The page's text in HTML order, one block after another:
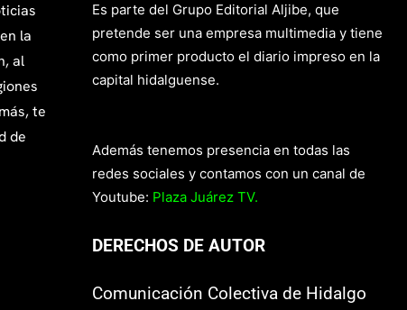
la
al
te
de
Es parte del Grupo Editorial Aljibe, que
pretende ser una empresa multimedia y tiene
como primer producto el diario impreso en la
capital hidalguense.
Además tenemos presencia en todas las
redes sociales y contamos con un canal de
Youtube: Plaza Juárez TV.
DERECHOS DE AUTOR
Comunicación Colectiva de Hidalgo